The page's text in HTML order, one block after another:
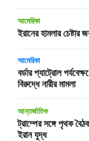
আমেরিকা
ইরানের হামলার চেষ্টার
আমেরিকা
বর্ডার প্যাট্রোল
বিরুদ্ধে নারীর মামলা
আন্তর্জাতিক
ট্রাম্পের সঙ্গে পৃথক
ইরান যুদ্ধ